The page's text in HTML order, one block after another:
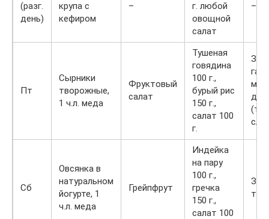
(разг.
день)
крупа с
кефиром
–
г. любой
овощной
салат
–
Пт
Сырники
творожные,
1 ч.л. меда
Фруктовый
салат
Тушеная
говядина
100 г.,
бурый рис
150 г.,
салат 100
г.
Сб
Овсянка в
натуральном
йогурте, 1
ч.л. меда
Грейпфрут
Индейка
на пару
100 г.,
гречка
150 г.,
салат 100